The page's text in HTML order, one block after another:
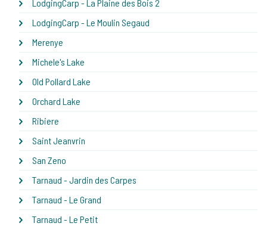
LodgingCarp - La Plaine des Bois 2
LodgingCarp - Le Moulin Segaud
Merenye
Michele's Lake
Old Pollard Lake
Orchard Lake
Ribiere
Saint Jeanvrin
San Zeno
Tarnaud - Jardin des Carpes
Tarnaud - Le Grand
Tarnaud - Le Petit